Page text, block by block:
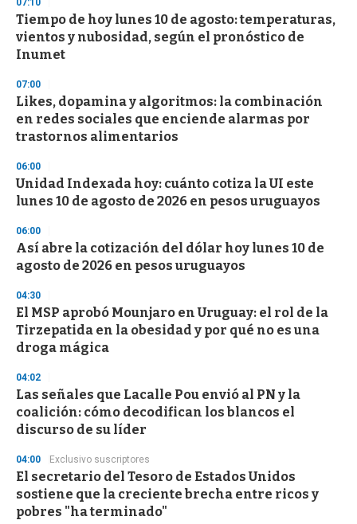
d
s
o
f
3
s
e
c
o
n
07:10
Tiempo de hoy lunes 10 de agosto: temperaturas,
vientos y nubosidad, según el pronóstico de
Inumet
07:00
Likes, dopamina y algoritmos: la combinación
en redes sociales que enciende alarmas por
trastornos alimentarios
06:00
Unidad Indexada hoy: cuánto cotiza la UI este
lunes 10 de agosto de 2026 en pesos uruguayos
06:00
Así abre la cotización del dólar hoy lunes 10 de
agosto de 2026 en pesos uruguayos
04:30
El MSP aprobó Mounjaro en Uruguay: el rol de la
Tirzepatida en la obesidad y por qué no es una
droga mágica
04:02
Las señales que Lacalle Pou envió al PN y la
coalición: cómo decodifican los blancos el
discurso de su líder
04:00 Exclusivo suscriptores
El secretario del Tesoro de Estados Unidos
sostiene que la creciente brecha entre ricos y
pobres "ha terminado"